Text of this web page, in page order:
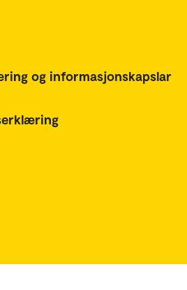
og informasjonskapslar